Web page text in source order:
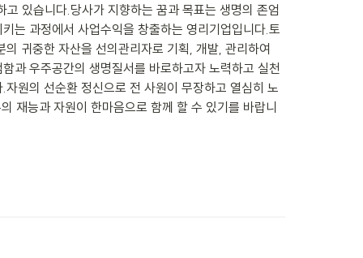
있습니다.당사가 지향하는 꿈과 목표는 생명의 존엄
는 과정에서 사업수익을 창출하는 영리기업입니다.토
귀중한 자산을 선의관리자로 기획, 개발, 관리하여
과 우주공간의 생명질서를 바로하고자 노력하고 실천
원의 선순환 정신으로 전 사원이 무장하고 열심히 노
재능과 자원이 한마음으로 함께 할 수 있기를 바랍니